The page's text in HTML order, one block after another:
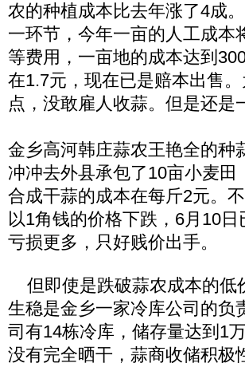
农的种植成本比去年涨了4成
一环节，今年一亩的人工成本
等费用，一亩地的成本达到
在1.7元，现在已是赔本出售
点，没敢雇人收蒜。但是还是
金乡高河韩庄蒜农王艳全的种
冲冲去外县承包了10亩小麦
合成干蒜的成本在每斤2元。
以1角钱的价格下跌，6月10
亏损更多，只好贱价出手。
但即使是跌破蒜农成本的低
生稳是金乡一家冷库公司的负
司有14栋冷库，储存量达到1
没有完全晒干，蒜商收储积极